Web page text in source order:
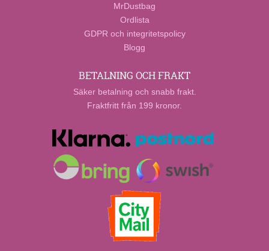
MrDustbag
Ordlista
GDPR och integritetspolicy
Blogg
BETALNING OCH FRAKT
Säker betalning och snabb frakt.
Fraktfritt från 199 kronor.